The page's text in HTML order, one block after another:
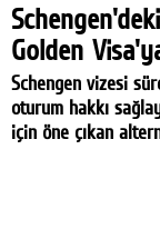
Golden
Schengen vizesi
oturum hakkı
için öne çıkan